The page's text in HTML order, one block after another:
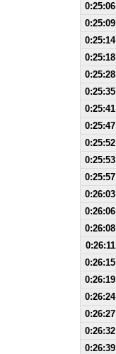
0:25:06
0:25:09
0:25:14
0:25:18
0:25:28
0:25:35
0:25:41
0:25:47
0:25:52
0:25:53
0:25:57
0:26:03
0:26:06
0:26:08
0:26:11
0:26:15
0:26:19
0:26:24
0:26:27
0:26:32
0:26:39